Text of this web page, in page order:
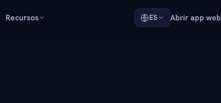
Recursos ES Abrir app web